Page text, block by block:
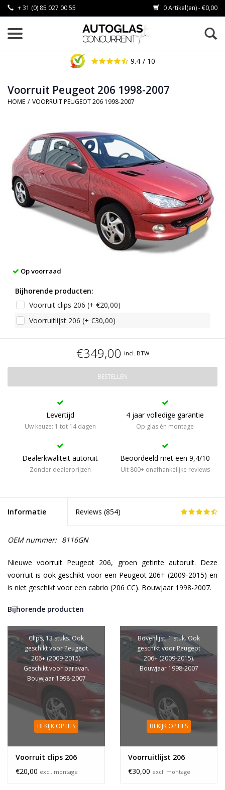
+ 31 (0) 85 027 00 55 0 Artikel(en) - €0,00
9.4 / 10
Voorruit Peugeot 206 1998-2007
HOME / VOORRUIT PEUGEOT 206 1998-2007
Op voorraad
Bijhorende producten:
Voorruit clips 206 (+ €20,00)
Voorruitlijst 206 (+ €30,00)
€349,00 incl. BTW
BESTELLEN
Levertijd
Uw keuze: 1 tot 14 dagen
4 jaar volledige garantie
Op glas én montage
Dealerkwaliteit autoruit
Zonder dealerprijzen
Beoordeeld met een 9,4/10
Uit 800+ onafhankelijke reviews
Informatie Reviews (854)
OEM nummer: 8116GN
Nieuwe voorruit Peugeot 206, groen getinte autoruit. Deze
voorruit is ook geschikt voor een Peugeot 206+ (2009-2015) en
is niet geschikt voor een cabrio (206 CC). Bouwjaar 1998-2007.
Bijhorende producten
Clips, 13 stuks. Ook
geschikt voor Peugeot
206+ (2009-2015).
Geschikt voor paravan.
Bouwjaar 1998-2007
BEKIJK OPTIES
Voorruit clips 206
€20,00 excl. montage
Bovenlijst, 1 stuk. Ook
geschikt voor Peugeot
206+ (2009-2015).
Bouwjaar 1998-2007
BEKIJK OPTIES
Voorruitlijst 206
€30,00 excl. montage